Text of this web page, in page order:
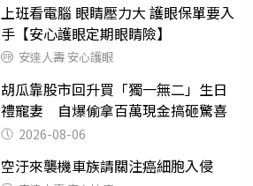
上班看電腦 眼睛壓力大 護眼保單要入
手【安心護眼定期眼睛險】
安達人壽 安心護眼
胡瓜靠股市回升買「獨一無二」生日
禮寵妻 自爆偷拿百萬現金搞砸驚喜
2026-08-06
空汙來襲機車族請關注癌細胞入侵